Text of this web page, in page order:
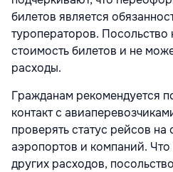
билетов является
туроператоров. Посольство
стоимость билетов и не
расходы.
Гражданам рекомендуется
контакт с
проверять статус рейсов
аэропортов и компаний.
других расходов,